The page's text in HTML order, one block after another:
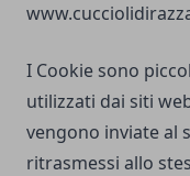
I Cookie sono
utilizzati dai siti
vengono inviate al
ritrasmessi allo